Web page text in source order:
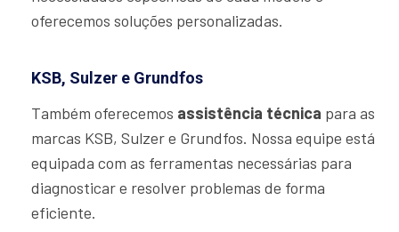
oferecemos soluções personalizadas.
KSB, Sulzer e Grundfos
Também oferecemos assistência técnica para as
marcas KSB, Sulzer e Grundfos. Nossa equipe está
equipada com as ferramentas necessárias para
diagnosticar e resolver problemas de forma
eficiente.